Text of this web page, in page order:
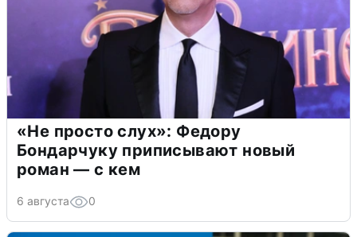
«Не просто слух»: Федору
Бондарчуку приписывают новый
роман — с кем
6 августа 0